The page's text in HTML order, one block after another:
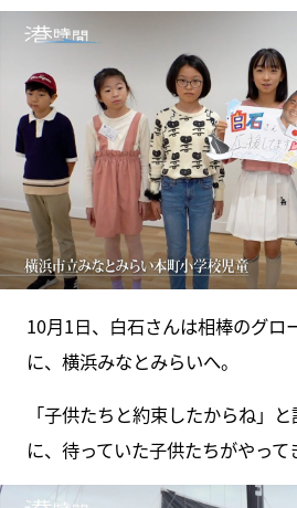
10月1日、白石さんは相棒のグロ
に、横浜みなとみらいへ。
「子供たちと約束したからね」
に、待っていた子供たちがやって